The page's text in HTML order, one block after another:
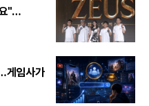
"…
게임사가